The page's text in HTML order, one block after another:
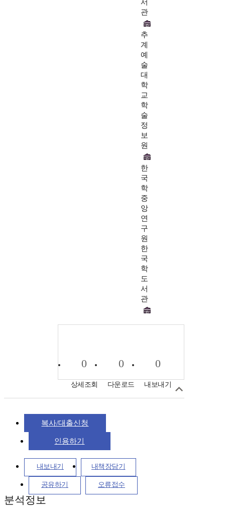
서
관
추
계
예
술
대
학
교
학
술
정
보
원
한
국
학
중
앙
연
구
원
한
국
학
도
서
관
0
상세조회
0
다운로드
0
내보내기
복사/대출신청
인용하기
내보내기 내책장담기
공유하기 오류접수
분석정보